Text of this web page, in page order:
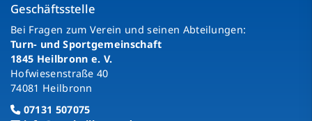
Geschäftsstelle
Bei Fragen zum Verein und seinen Abteilungen:
Turn- und Sportgemeinschaft
1845 Heilbronn e. V.
Hofwiesenstraße 40
74081 Heilbronn
07131 507075